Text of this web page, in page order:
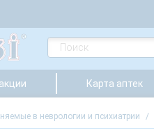
Карта аптек
в неврологии и психиатрии /